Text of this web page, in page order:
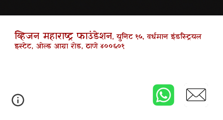
व्हिजन महाराष्ट्र फाउंडेशन, युनिट १५, वर्धमान इंडस्ट्रियल
इस्टेट, ओल्ड आग्रा रोड, ठाणे ४००६०१